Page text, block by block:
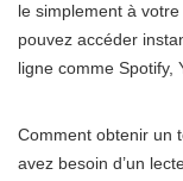
le simplement à votre
pouvez accéder
ligne comme Spotify,
Comment obtenir un
avez besoin d’un